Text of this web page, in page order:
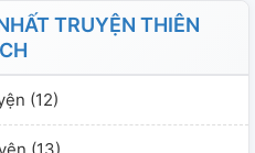
ước chiến với người, vì xảy
Vô Sư vừa vặn đi ngang
Kiều trọng thương sắp chết,
chủ ý tuyệt diệu... Sau
bất diệt? -------
TRUYỆN THIÊN
(12)